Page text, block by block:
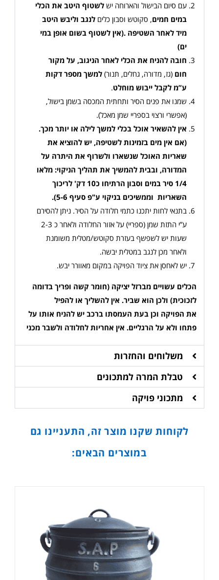
עם סיום הבישול והארוחה יש לשטוף היטב את הכלי
במים חמים, סקוטש וסבון כלים לנגב וליבש היטב
מיד לאחר השטיפה .(אין לשטוף בשום אופן במי
ים)
חובה להניח את הכלי לאחר הניגוב, על מקור
חום (גז, מדורה, גחלים, תנור) למשך מספר דקות
ע”מ לקבל ייבוש מוחלט.
שמנו את פנים הסיר ותחתית המכסה בשמן בישול,
(אפשרי ורצוי בספריי שמן מאכל).
אין להשאיר אוכל בכלי למשך לילה או יותר מכך.
(אם אין מים בזמינות לשטיפה, יש להוציא את
שאריות האוכל שנשארו ולשרוף את היתרה על
המדורה, ובבית להמשיך את תהליך הניקוי: מלאו
1/4 סיר במים וסבון הרתיחו כ10 דק' לריכוך
השאריות וממשיכים בניקוי ע"פ סעיף 5-6)
.
בתנאי לחות יתכנו כתמי חלודה על הסיר. ניתן להסירם
ע”י התזת שמן (ספריי) על אזור החלודה ולאחר כ 2-3
שעות יש לשפשף בעזרת סקוטש/מטלית משומנת
ולאחר מכן לנגב במטלית יבשה.
יש לאחסן את ציוד הפויקה במקום מאוורר יבש.
הכלים עשויים מברזל יציקה (חומר קשה ופריך בדומה
לזכוכית) ולכן הוא שביר. אין להשליך או להפיל
את הפויקה וכן בעת העמסתו ברכב יש להניח אותו על
פתחו ולא על הרגליים. אין אחריות לחלודה ולשבר מכני
משלוחים והחזרות
טבלת המרה למתכונים
מתכוני פויקה
לקוחות שקנו מוצר זה, התעניינו גם
במוצרים הבאים: